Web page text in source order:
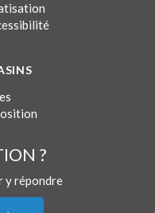
?
y répondre